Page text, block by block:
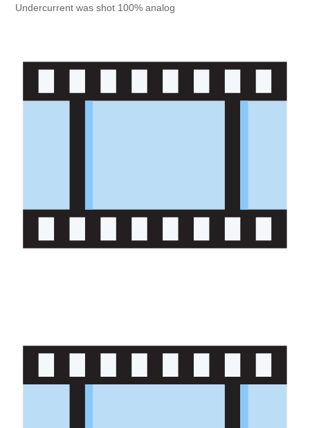
Undercurrent was shot 100% analog